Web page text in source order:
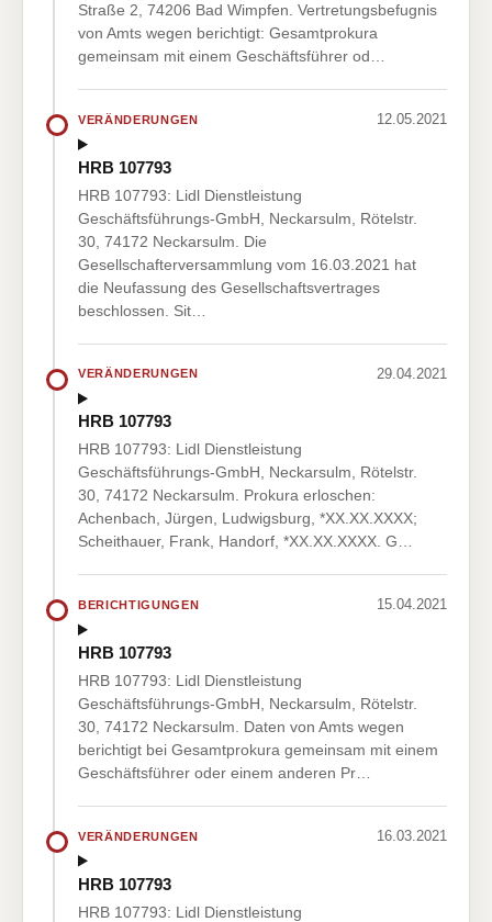
Straße 2, 74206 Bad Wimpfen. Vertretungsbefugnis
von Amts wegen berichtigt: Gesamtprokura
gemeinsam mit einem Geschäftsführer od…
VERÄNDERUNGEN 12.05.2021
HRB 107793
HRB 107793: Lidl Dienstleistung
Geschäftsführungs-GmbH, Neckarsulm, Rötelstr.
30, 74172 Neckarsulm. Die
Gesellschafterversammlung vom 16.03.2021 hat
die Neufassung des Gesellschaftsvertrages
beschlossen. Sit…
VERÄNDERUNGEN 29.04.2021
HRB 107793
HRB 107793: Lidl Dienstleistung
Geschäftsführungs-GmbH, Neckarsulm, Rötelstr.
30, 74172 Neckarsulm. Prokura erloschen:
Achenbach, Jürgen, Ludwigsburg, *XX.XX.XXXX;
Scheithauer, Frank, Handorf, *XX.XX.XXXX. G…
BERICHTIGUNGEN 15.04.2021
HRB 107793
HRB 107793: Lidl Dienstleistung
Geschäftsführungs-GmbH, Neckarsulm, Rötelstr.
30, 74172 Neckarsulm. Daten von Amts wegen
berichtigt bei Gesamtprokura gemeinsam mit einem
Geschäftsführer oder einem anderen Pr…
VERÄNDERUNGEN 16.03.2021
HRB 107793
HRB 107793: Lidl Dienstleistung